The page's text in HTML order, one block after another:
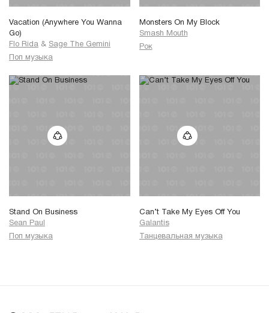
Vacation (Anywhere You Wanna
Go)
Flo Rida & Sage The Gemini
Поп музыка
Monsters On My Block
Smash Mouth
Рок
Stand On Business
Sean Paul
Поп музыка
Can’t Take My Eyes Off You
Galantis
Танцевальная музыка